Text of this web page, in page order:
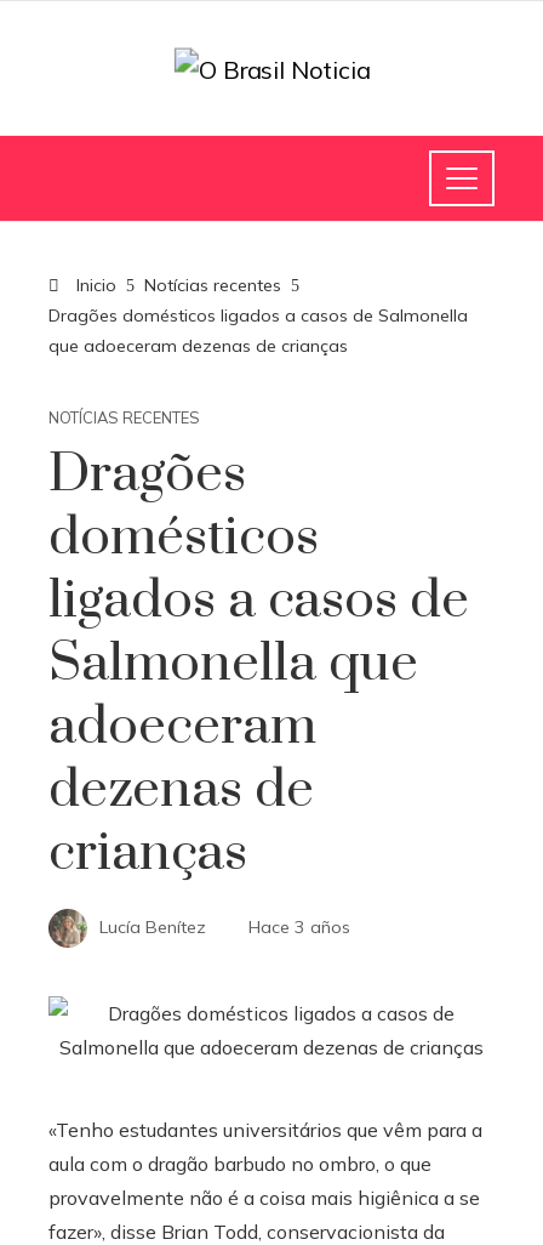
Inicio
Notícias recentes
Dragões domésticos ligados a casos de Salmonella
que adoeceram dezenas de crianças
NOTÍCIAS RECENTES
Dragões
domésticos
ligados a casos de
Salmonella que
adoeceram
dezenas de
crianças
Lucía Benítez Hace 3 años
«Tenho estudantes universitários que vêm para a
aula com o dragão barbudo no ombro, o que
provavelmente não é a coisa mais higiênica a se
fazer», disse Brian Todd, conservacionista da